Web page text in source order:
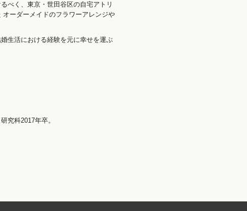
べく、東京・世田谷区の自宅アトリ
ーダーメイドのフラワーアレンジや
生活における経験を元に幸せを運ぶ
究科2017年卒。